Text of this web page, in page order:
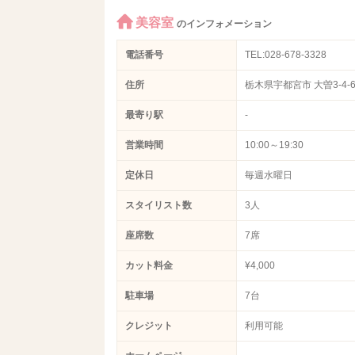
美容室 のインフォメーション
電話番号 TEL:028-678-3328
住所 栃木県宇都宮市 大曽3-4-6
最寄り駅 ‐
営業時間 10:00～19:30
定休日 毎週水曜日
スタイリスト数 3人
座席数 7席
カット料金 ¥4,000
駐車場 7台
クレジット 利用可能